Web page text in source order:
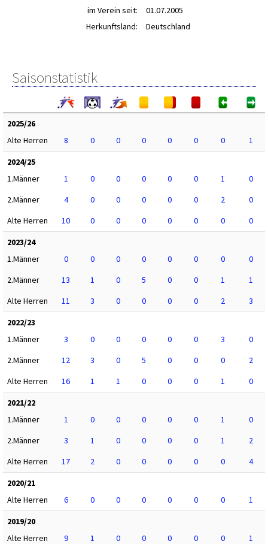
im Verein seit:
01.07.2005
Herkunftsland:
Deutschland
Saisonstatistik
2025/26
Alte Herren
8 0 0 0 0 0 0
1
2024/25
1.Männer
1 0 0 0 0 0 1
0
2.Männer
4 0 0 0 0 0 2
0
Alte Herren
10 0 0 0 0 0 0
0
2023/24
1.Männer
0 0 0 0 0 0 0
0
2.Männer
13 1 0 5 0 0 1
1
Alte Herren
11 3 0 0 0 0 2
3
2022/23
1.Männer
3 0 0 0 0 0 3
0
2.Männer
12 3 0 5 0 0 0
2
Alte Herren
16 1 1 0 0 0 1
0
2021/22
1.Männer
1 0 0 0 0 0 1
0
2.Männer
3 1 0 0 0 0 1
2
Alte Herren
17 2 0 0 0 0 0
4
2020/21
Alte Herren
6 0 0 0 0 0 0
1
2019/20
Alte Herren
9 1 0 0 0 0 0
1